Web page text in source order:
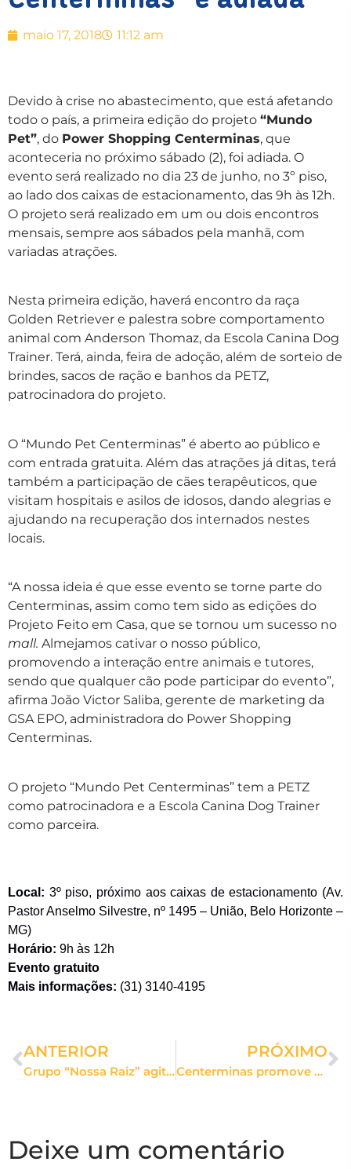
maio 17, 2018 11:12 am
Devido à crise no abastecimento, que está afetando
todo o país, a primeira edição do projeto “Mundo
Pet”, do Power Shopping Centerminas, que
aconteceria no próximo sábado (2), foi adiada. O
evento será realizado no dia 23 de junho, no 3º piso,
ao lado dos caixas de estacionamento, das 9h às 12h.
O projeto será realizado em um ou dois encontros
mensais, sempre aos sábados pela manhã, com
variadas atrações.
Nesta primeira edição, haverá encontro da raça
Golden Retriever e palestra sobre comportamento
animal com Anderson Thomaz, da Escola Canina Dog
Trainer. Terá, ainda, feira de adoção, além de sorteio de
brindes, sacos de ração e banhos da PETZ,
patrocinadora do projeto.
O “Mundo Pet Centerminas” é aberto ao público e
com entrada gratuita. Além das atrações já ditas, terá
também a participação de cães terapêuticos, que
visitam hospitais e asilos de idosos, dando alegrias e
ajudando na recuperação dos internados nestes
locais.
“A nossa ideia é que esse evento se torne parte do
Centerminas, assim como tem sido as edições do
Projeto Feito em Casa, que se tornou um sucesso no
mall. Almejamos cativar o nosso público,
promovendo a interação entre animais e tutores,
sendo que qualquer cão pode participar do evento”,
afirma João Victor Saliba, gerente de marketing da
GSA EPO, administradora do Power Shopping
Centerminas.
O projeto “Mundo Pet Centerminas” tem a PETZ
como patrocinadora e a Escola Canina Dog Trainer
como parceira.
Local: 3º piso, próximo aos caixas de estacionamento (Av.
Pastor Anselmo Silvestre, nº 1495 – União, Belo Horizonte –
MG)
Horário: 9h às 12h
Evento gratuito
Mais informações: (31) 3140-4195
ANTERIOR
Grupo “Nossa Raiz” agita Feira Feito em Casa do Centerminas
PRÓXIMO
Centerminas promove sorteio de um dia no SPA para casais apaixonados
Deixe um comentário